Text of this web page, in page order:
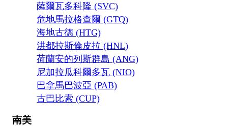
薩爾瓦多科隆 (SVC)
危地馬拉格查爾 (GTQ)
海地古德 (HTG)
洪都拉斯倫皮拉 (HNL)
荷蘭安的列斯群島 (ANG)
尼加拉瓜科爾多瓦 (NIO)
巴拿馬巴波亞 (PAB)
古巴比索 (CUP)
南美